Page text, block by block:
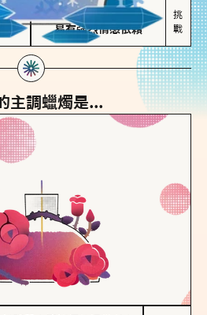
較難設立界線
易有強烈情感依賴
挑
戰
主調蠟燭是...